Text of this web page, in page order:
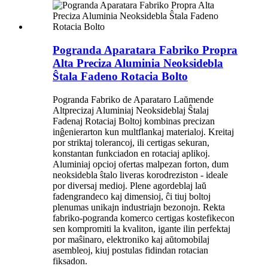
Pogranda Aparatara Fabriko Propra
Alta Preciza Aluminia Neoksidebla
Ŝtala Fadeno Rotacia Bolto
Pogranda Fabriko de Aparataro Laŭmende
Altprecizaj Aluminiaj Neoksideblaj Ŝtalaj
Fadenaj Rotaciaj Boltoj kombinas precizan
inĝenierarton kun multflankaj materialoj. Kreitaj
por striktaj tolerancoj, ili certigas sekuran,
konstantan funkciadon en rotaciaj aplikoj.
Aluminiaj opcioj ofertas malpezan forton, dum
neoksidebla ŝtalo liveras korodreziston - ideale
por diversaj medioj. Plene agordeblaj laŭ
fadengrandeco kaj dimensioj, ĉi tiuj boltoj
plenumas unikajn industriajn bezonojn. Rekta
fabriko-pogranda komerco certigas kostefikecon
sen kompromiti la kvaliton, igante ilin perfektaj
por maŝinaro, elektroniko kaj aŭtomobilaj
asembleoj, kiuj postulas fidindan rotacian
fiksadon.